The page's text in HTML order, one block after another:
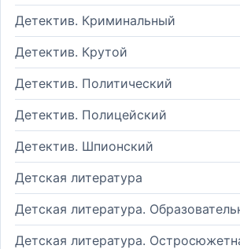
Детектив. Криминальный
Детектив. Крутой
Детектив. Политический
Детектив. Полицейский
Детектив. Шпионский
Детская литература
Детская литература.
Детская литература.